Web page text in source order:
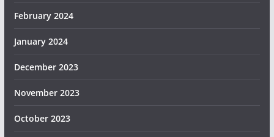
February 2024
January 2024
December 2023
November 2023
October 2023